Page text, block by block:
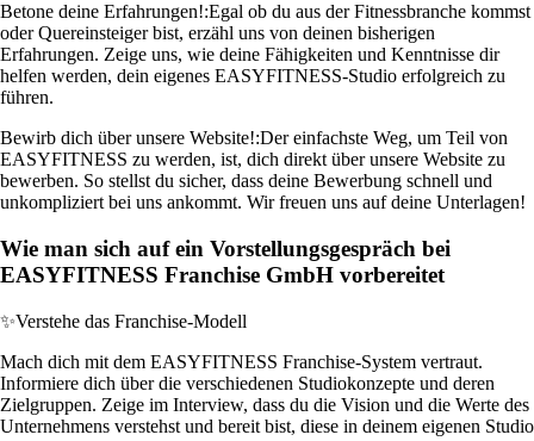
Betone deine Erfahrungen!:Egal ob du aus der Fitnessbranche kommst
oder Quereinsteiger bist, erzähl uns von deinen bisherigen
Erfahrungen. Zeige uns, wie deine Fähigkeiten und Kenntnisse dir
helfen werden, dein eigenes EASYFITNESS-Studio erfolgreich zu
führen.
Bewirb dich über unsere Website!:Der einfachste Weg, um Teil von
EASYFITNESS zu werden, ist, dich direkt über unsere Website zu
bewerben. So stellst du sicher, dass deine Bewerbung schnell und
unkompliziert bei uns ankommt. Wir freuen uns auf deine Unterlagen!
Wie man sich auf ein Vorstellungsgespräch bei
EASYFITNESS Franchise GmbH vorbereitet
✨Verstehe das Franchise-Modell
Mach dich mit dem EASYFITNESS Franchise-System vertraut.
Informiere dich über die verschiedenen Studiokonzepte und deren
Zielgruppen. Zeige im Interview, dass du die Vision und die Werte des
Unternehmens verstehst und bereit bist, diese in deinem eigenen Studio